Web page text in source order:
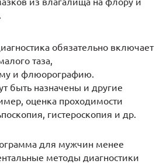
обязательно включает
таза,
и флюорографию.
быть назначены и другие
оценка проходимости
гистероскопия и др.
для мужчин менее
методы диагностики